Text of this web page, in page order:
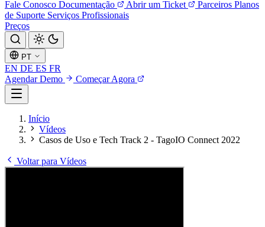
Fale Conosco Documentação Abrir um Ticket Parceiros Planos
de Suporte Serviços Profissionais
Preços
PT
EN DE ES FR
Agendar Demo
Começar Agora
Início
Vídeos
Casos de Uso e Tech Track 2 - TagoIO Connect 2022
Voltar para Vídeos